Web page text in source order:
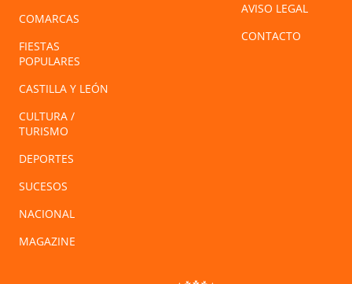
COMARCAS
FIESTAS
POPULARES
CASTILLA Y LEÓN
CULTURA /
TURISMO
DEPORTES
SUCESOS
NACIONAL
MAGAZINE
AVISO LEGAL
CONTACTO